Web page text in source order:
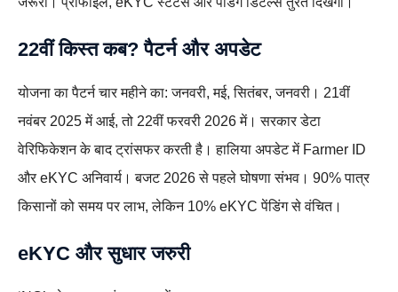
22वीं किस्त कब? पैटर्न और अपडेट
योजना का पैटर्न चार महीने का: जनवरी, मई, सितंबर, जनवरी। 21वीं
नवंबर 2025 में आई, तो 22वीं फरवरी 2026 में। सरकार डेटा
वेरिफिकेशन के बाद ट्रांसफर करती है। हालिया अपडेट में Farmer ID
और eKYC अनिवार्य। बजट 2026 से पहले घोषणा संभव। 90% पात्र
किसानों को समय पर लाभ, लेकिन 10% eKYC पेंडिंग से वंचित।
eKYC और सुधार जरुरी